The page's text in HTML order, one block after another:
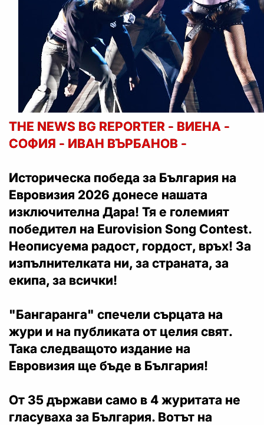
THE NEWS BG REPORTER - ВИЕНА -
СОФИЯ - ИВАН ВЪРБАНОВ -
Историческа победа за България на
Евровизия 2026 донесе нашата
изключителна Дара! Тя е големият
победител на Eurovision Song Contest.
Неописуема радост, гордост, връх! За
изпълнителката ни, за страната, за
екипа, за всички!
"Бангаранга" спечели сърцата на
жури и на публиката от целия свят.
Така следващото издание на
Евровизия ще бъде в България!
От 35 държави само в 4 журитата не
гласуваха за България. Вотът на